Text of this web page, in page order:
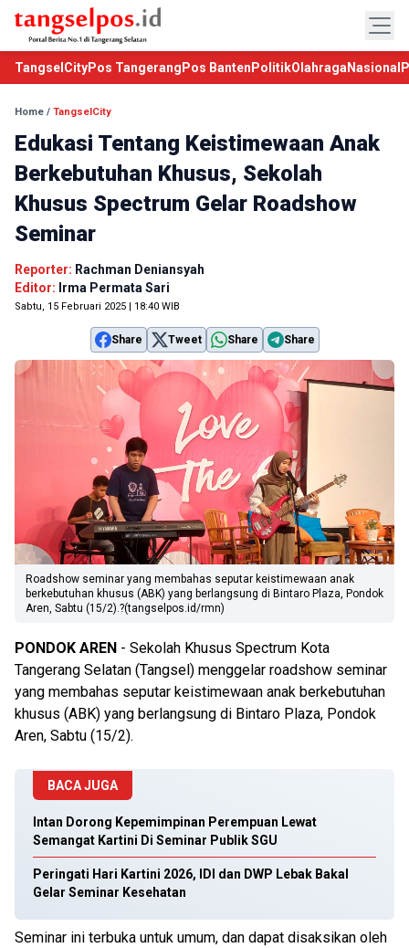
TangselCityPos Tangerang Pos Banten PolitikOlahraga Nasional
Home / TangselCity
Edukasi Tentang Keistimewaan Anak
Berkebutuhan Khusus, Sekolah
Khusus Spectrum Gelar Roadshow
Seminar
Reporter: Rachman Deniansyah
Editor: Irma Permata Sari
Sabtu, 15 Februari 2025 | 18:40 WIB
Share Tweet Share Share
Roadshow seminar yang membahas seputar keistimewaan anak
berkebutuhan khusus (ABK) yang berlangsung di Bintaro Plaza, Pondok
Aren, Sabtu (15/2).?(tangselpos.id/rmn)
PONDOK AREN - Sekolah Khusus Spectrum Kota
Tangerang Selatan (Tangsel) menggelar roadshow seminar
yang membahas seputar keistimewaan anak berkebutuhan
khusus (ABK) yang berlangsung di Bintaro Plaza, Pondok
Aren, Sabtu (15/2).
BACA JUGA
Intan Dorong Kepemimpinan Perempuan Lewat
Semangat Kartini Di Seminar Publik SGU
Peringati Hari Kartini 2026, IDI dan DWP Lebak Bakal
Gelar Seminar Kesehatan
Seminar ini terbuka untuk umum, dan dapat disaksikan oleh